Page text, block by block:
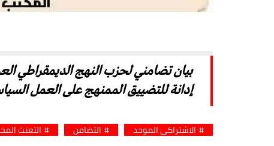
بيان تضامني لحزب النهج الديمقراطي
إدانة للتضييق الممنهج على العمل
الاشتراكي الموحد التضامن التعنث